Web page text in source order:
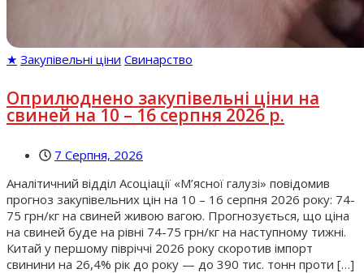
★ Закупівельні ціни Свинарство
Оприлюднено закупівельні ціни на
свиней на 10 – 16 серпня 2026 р.
7 Серпня, 2026
Аналітичний відділ Асоціації «М’ясної галузі» повідомив
прогноз закупівельних цін на 10 – 16 серпня 2026 року: 74-
75 грн/кг на свиней живою вагою. Прогнозується, що ціна
на свиней буде на рівні 74-75 грн/кг на наступному тижні.
Китай у першому півріччі 2026 року скоротив імпорт
свинини на 26,4% рік до року — до 390 тис. тонн проти […]